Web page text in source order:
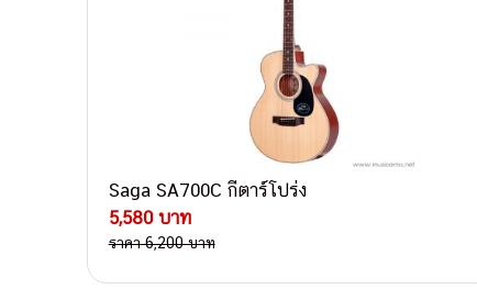
Saga SA700C กีตาร์โปร่ง
5,580 บาท
ราคา 6,200 บาท